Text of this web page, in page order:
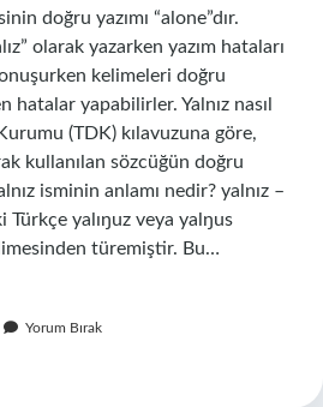
doğru yazımı “alone”dır.
olarak yazarken yazım hataları
kelimeleri doğru
hatalar yapabilirler. Yalnız nasıl
(TDK) kılavuzuna göre,
kullanılan sözcüğün doğru
isminin anlamı nedir? yalnız –
Türkçe yalıŋuz veya yalŋus
türemiştir. Bu…
Yorum Bırak